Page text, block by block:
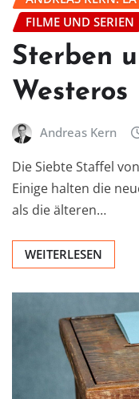
FILME UND SERIEN
Sterben
Westeros
Andreas Kern
Die Siebte Staffel
Einige halten die
als die älteren…
WEITERLESEN